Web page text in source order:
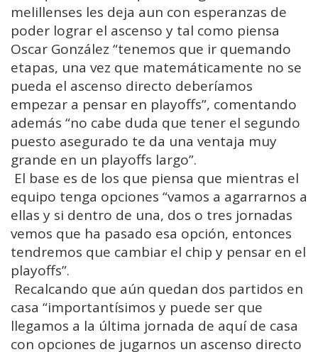
melillenses les deja aun con esperanzas de
poder lograr el ascenso y tal como piensa
Oscar González “tenemos que ir quemando
etapas, una vez que matemáticamente no se
pueda el ascenso directo deberíamos
empezar a pensar en playoffs”, comentando
además “no cabe duda que tener el segundo
puesto asegurado te da una ventaja muy
grande en un playoffs largo”.
El base es de los que piensa que mientras el
equipo tenga opciones “vamos a agarrarnos a
ellas y si dentro de una, dos o tres jornadas
vemos que ha pasado esa opción, entonces
tendremos que cambiar el chip y pensar en el
playoffs”.
Recalcando que aún quedan dos partidos en
casa “importantísimos y puede ser que
llegamos a la última jornada de aquí de casa
con opciones de jugarnos un ascenso directo